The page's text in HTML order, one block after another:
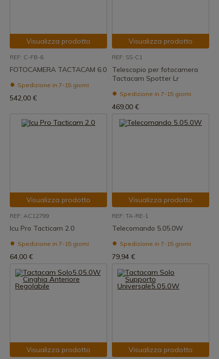
Visualizza prodotto
REF: C-FB-6
FOTOCAMERA TACTACAM 6.0
Spedizione in 7-15 giorni
542,00 €
Visualizza prodotto
REF: SS-C1
Telescopio per fotocamera
Tactacam Spotter Lr
Spedizione in 7-15 giorni
469,00 €
Visualizza prodotto
REF: AC12799
Icu Pro Tacticam 2.0
Spedizione in 7-15 giorni
64,00 €
Visualizza prodotto
REF: TA-RE-1
Telecomando 5.05.0W
Spedizione in 7-15 giorni
79,94 €
Visualizza prodotto Visualizza prodotto